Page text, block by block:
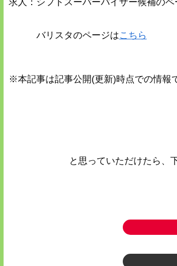
求人：シフトスーパーバイザー候補のペ
バリスタのページはこちら
※本記事は記事公開(更新)時点での情報
と思っていただけたら、